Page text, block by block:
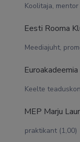
Koolitaja, mentor
Eesti Rooma
Meediajuht,
Euroakadeemia
Keelte
MEP Marju
praktikant (1,00)